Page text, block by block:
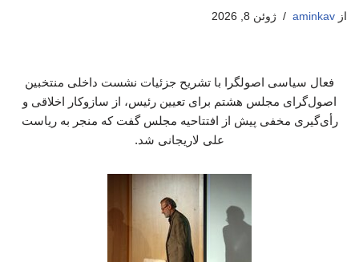
از aminkav ژوئن 8, 2026
فعال سیاسی اصولگرا با تشریح جزئیات نشست داخلی منتخبین
اصول‌گرای مجلس هشتم برای تعیین رئیس، از سازوکار اخلاقی و
رأی‌گیری مخفی پیش از افتتاحیه مجلس گفت که منجر به ریاست
علی لاریجانی شد.